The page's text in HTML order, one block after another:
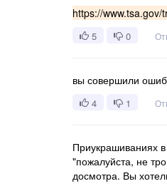
https://
5 0
вы совершили
4 1
Приукрашиваниях
"пожалуйста, не
досмотра. Вы